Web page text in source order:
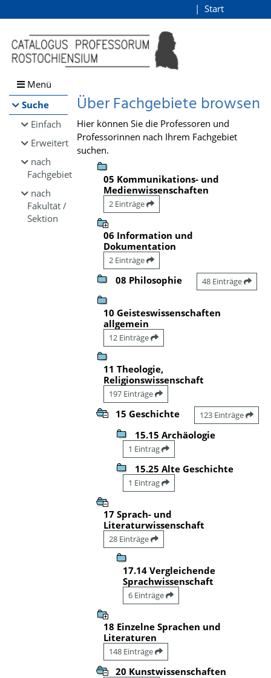
Browsen
direkt zum Inhalt
Start
Menü
Suche
Einfach
Erweitert
nach
Fachgebiet
nach
Fakultät /
Sektion
Über Fachgebiete browsen
Hier können Sie die Professoren und
Professorinnen nach Ihrem Fachgebiet
suchen.
05 Kommunikations- und
Medienwissenschaften
2 Einträge
06 Information und
Dokumentation
2 Einträge
08 Philosophie 48 Einträge
10 Geisteswissenschaften
allgemein
12 Einträge
11 Theologie,
Religionswissenschaft
197 Einträge
15 Geschichte 123 Einträge
15.15 Archäologie
1 Eintrag
15.25 Alte Geschichte
1 Eintrag
17 Sprach- und
Literaturwissenschaft
28 Einträge
17.14 Vergleichende
Sprachwissenschaft
6 Einträge
18 Einzelne Sprachen und
Literaturen
148 Einträge
20 Kunstwissenschaften